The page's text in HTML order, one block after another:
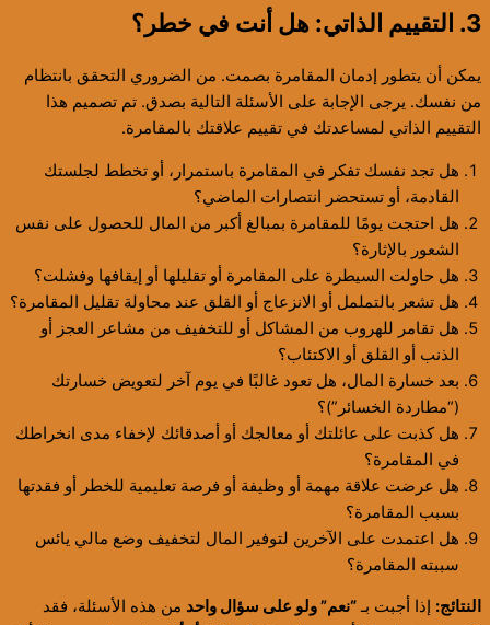
3. التقييم الذاتي: هل أنت في خطر؟
يمكن أن يتطور إدمان المقامرة بصمت. من الضروري التحقق بانتظام
من نفسك. يرجى الإجابة على الأسئلة التالية بصدق. تم تصميم هذا
التقييم الذاتي لمساعدتك في تقييم علاقتك بالمقامرة.
هل تجد نفسك تفكر في المقامرة باستمرار، أو تخطط لجلستك
القادمة، أو تستحضر انتصارات الماضي؟
هل احتجت يومًا للمقامرة بمبالغ أكبر من المال للحصول على نفس
الشعور بالإثارة؟
هل حاولت السيطرة على المقامرة أو تقليلها أو إيقافها وفشلت؟
هل تشعر بالتململ أو الانزعاج أو القلق عند محاولة تقليل المقامرة؟
هل تقامر للهروب من المشاكل أو للتخفيف من مشاعر العجز أو
الذنب أو القلق أو الاكتئاب؟
بعد خسارة المال، هل تعود غالبًا في يوم آخر لتعويض خسارتك
(“مطاردة الخسائر”)؟
هل كذبت على عائلتك أو معالجك أو أصدقائك لإخفاء مدى انخراطك
في المقامرة؟
هل عرضت علاقة مهمة أو وظيفة أو فرصة تعليمية للخطر أو فقدتها
بسبب المقامرة؟
هل اعتمدت على الآخرين لتوفير المال لتخفيف وضع مالي يائس
سببته المقامرة؟
النتائج: إذا أجبت بـ“نعم” ولو على سؤال واحد من هذه الأسئلة، فقد